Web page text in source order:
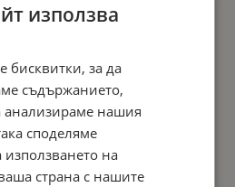
използва
бисквитки, за да
съдържанието,
анализираме нашия
споделяме
на
страна с нашите